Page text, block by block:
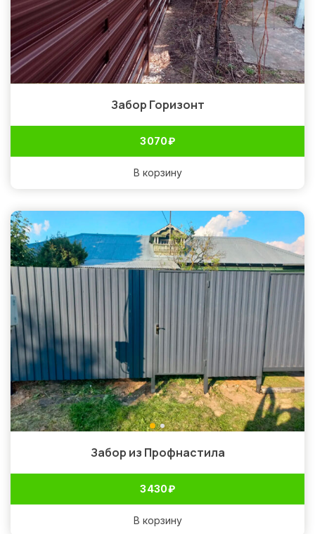
Забор Горизонт
3 070₽
В корзину
Забор из Профнастила
3 430₽
В корзину